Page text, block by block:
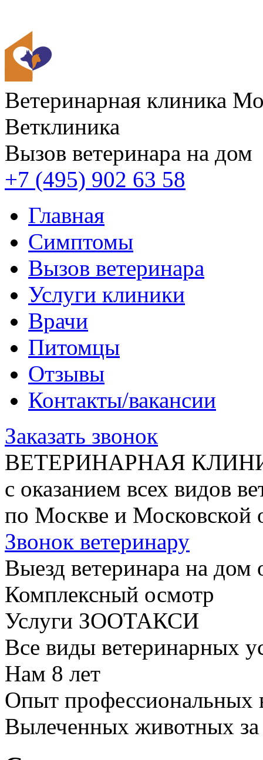
Ветеринарная клиника
Ветклиника
Вызов ветеринара на дом
+7 (495) 902 63 58
Главная
Симптомы
Вызов ветеринара
Услуги клиники
Врачи
Питомцы
Отзывы
Контакты/вакансии
Заказать звонок
ВЕТЕРИНАРНАЯ
с оказанием всех видов
по Москве и Московской
Звонок ветеринару
Выезд ветеринара на дом
Комплексный осмотр
Услуги ЗООТАКСИ
Все виды ветеринарных
Нам 8 лет
Опыт профессиональных
Вылеченных животных